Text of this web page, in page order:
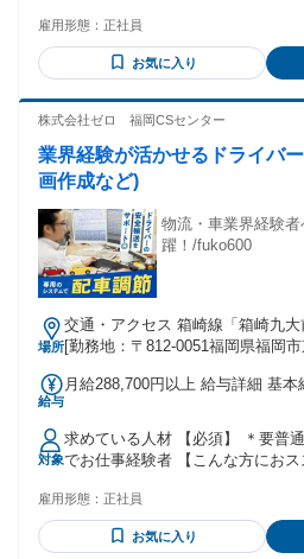
回(4月) ※毎年昇給実績あり ・賞
号 ✅＜こんな方も活躍中！＞ ・未経験OK ※9割以上が未経験
からスタートしています！ ・ブ
大型二種免許を活かした ジョブ
の場合、本人負担は2万円のみで
育休はもちろん、「育児支援ダイ
ります！ ✅＜こんな方にオススメ！＞ ・送迎ドライバー、マ
どのご経験がある方 ・家事・育児
・正社員として安定して働きたい方 年齢の条件と理由：あ
（例外事由1号・60歳未満（定年の
雇用形態： 正社員
お気に入り
株式会社ゼロ 福岡CSセンター
業界経験が活かせるドライバ
画作成など)
物流・車業界経験
躍！/fuko600
場所
交通・アクセス 箱崎線「箱崎九
OK（駐車場完備）
[勤務地：〒812-0051福岡県福岡
給与
月給288,700円以上 給与詳細 基本
皆勤・家族手当金額：なし 全員
当金額：なし ＊残業代は別途支給 ＊交通費支給(規定) ＊ガソ
リン代支給(規定) 試用・研修期間：3ヵ月 試用・研修期間の条
件：本採用と同じ
対象
求めている人材 【必須】 ＊要普
でお仕事経験者 【こんな方におススメ！】 ・コミュニケーシ
パソコンの基本操作ができる方 ・
きたい方
雇用形態： 正社員
お気に入り